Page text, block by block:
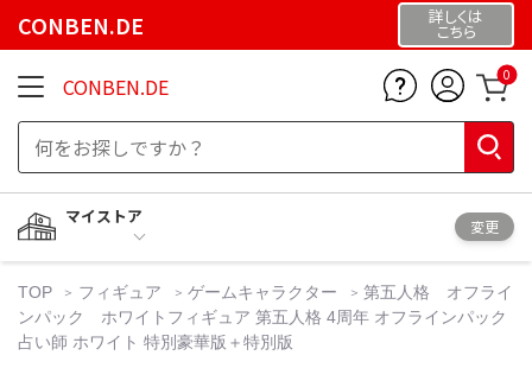
CONBEN.DE 詳しくは
こちら
CONBEN.DE 0
マイストア
変更
TOP フィギュア ゲームキャラクター
第五人格 オフライ
ンパック ホワイトフィギュア 第五人格 4周年 オフラインパック
占い師 ホワイト 特別豪華版＋特別版